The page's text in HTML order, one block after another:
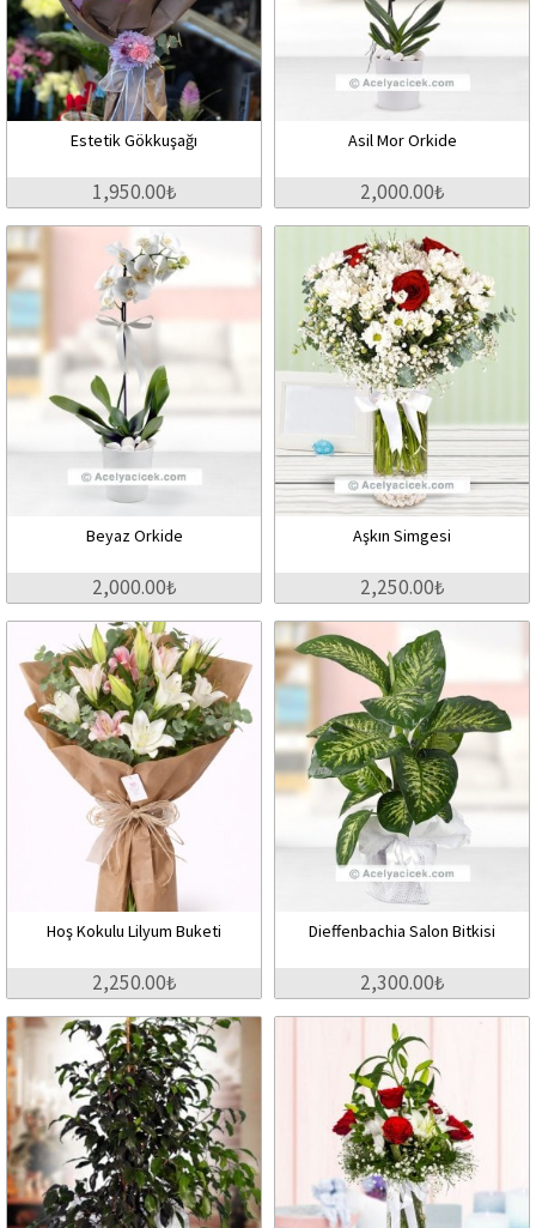
Estetik Gökkuşağı
1,950.00₺
Asil Mor Orkide
2,000.00₺
Beyaz Orkide
2,000.00₺
Aşkın Simgesi
2,250.00₺
Hoş Kokulu Lilyum Buketi
2,250.00₺
Dieffenbachia Salon Bitkisi
2,300.00₺